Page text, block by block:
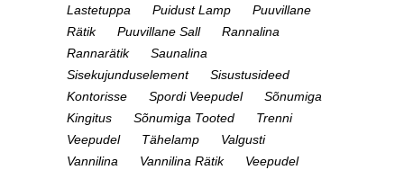
Lastetuppa
Puidust Lamp
Puuvillane
Rätik
Puuvillane Sall
Rannalina
Rannarätik
Saunalina
Sisekujunduselement
Sisustusideed
Kontorisse
Spordi Veepudel
Sõnumiga
Kingitus
Sõnumiga Tooted
Trenni
Veepudel
Tähelamp
Valgusti
Vannilina
Vannilina Rätik
Veepudel